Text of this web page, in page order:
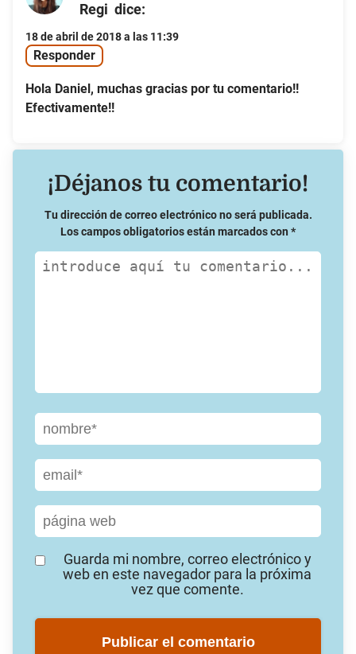
Regi dice:
18 de abril de 2018 a las 11:39
Responder
Hola Daniel, muchas gracias por tu comentario!!
Efectivamente!!
¡Déjanos tu comentario!
Tu dirección de correo electrónico no será publicada.
Los campos obligatorios están marcados con *
Guarda mi nombre, correo electrónico y
web en este navegador para la próxima
vez que comente.